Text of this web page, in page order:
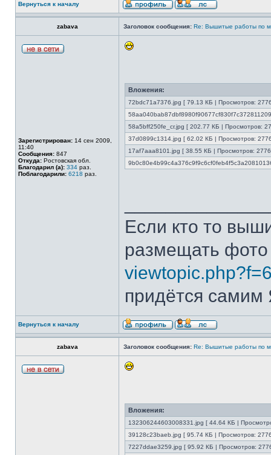
Вернуться к началу
zabava Заголовок сообщения: Re: Вышитые работы по
Зарегистрирован: 14 сен 2009,
11:40
Сообщения: 847
Откуда: Ростовская обл.
Благодарил (а): 334 раз.
Поблагодарили: 6218 раз.
Вложения:
72bdc71a7376.jpg [ 79.13 КБ | Просмотров:
58a5bff250fe_cr.jpg [ 202.77 КБ | Просмотров:
37d0899c1314.jpg [ 62.02 КБ | Просмотров:
17af7aaa8101.jpg [ 38.55 КБ | Просмотров:
Если кто то
размещать фото
придётся самим
Вернуться к началу
zabava Заголовок сообщения: Re: Вышитые работы по
Вложения:
132306244603008331.jpg [ 44.64 КБ |
39128c23baeb.jpg [ 95.74 КБ | Просмотров:
7227ddae3259.jpg [ 95.92 КБ | Просмотров: